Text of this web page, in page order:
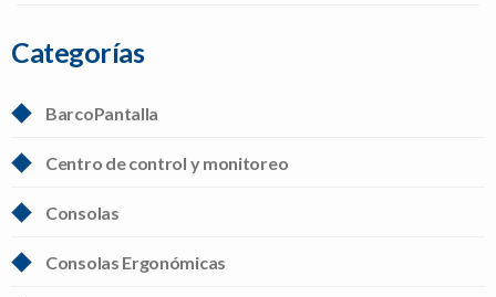
Categorías
BarcoPantalla
Centro de control y monitoreo
Consolas
Consolas Ergonómicas